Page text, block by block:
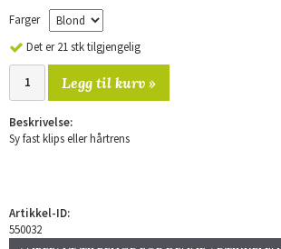
Farger
Det er 21 stk tilgjengelig
Legg til kurv »
Beskrivelse:
Sy fast klips eller hårtrens
Artikkel-ID:
550032